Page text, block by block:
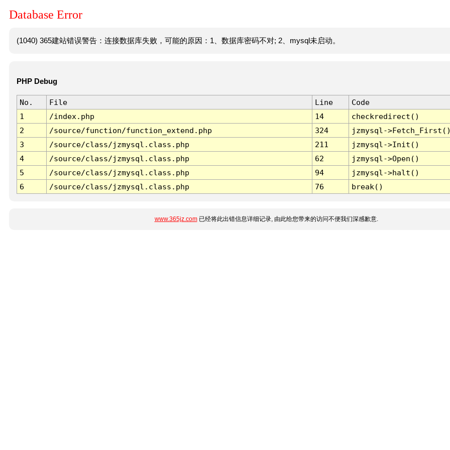
Database Error
(1040) 365建站错误警告：连接数据库失败，可能的原因：1、数据库密码不对; 2、mysql未启动。
PHP Debug
No. File Line
Code
1
/index.php 14
checkredirect()
2
/source/function/function_extend.php 324
jzmysql-
3
/source/class/jzmysql.class.php 211
jzmysql->Init()
4
/source/class/jzmysql.class.php 62
jzmysql->Open()
5
/source/class/jzmysql.class.php 94
jzmysql->halt()
6
/source/class/jzmysql.class.php 76 break()
www.365jz.com已经将此出错信息详细记录, 由此给您带来的访问不便我们深感歉意.